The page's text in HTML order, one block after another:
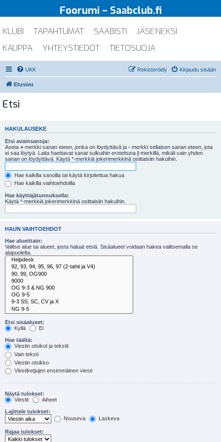
Foorumi – Saabclub.fi
KLUBI TAPAHTUMAT SAABISTI
JÄSENEKSI
KAUPPA
YHTEYSTIEDOT TIETOSUOJA
UKK Kirjaudu sisään
Rekisteröidy
Etusivu
Etsi
HAKULAUSEKE
Etsi avainsanoja:
Aseta + merkki sanan eteen, jonka on löydyttävä ja - merkki sellaisen sanan eteen, jota
ei saa löytyä. Laita haettavat sanat sulkuihin erotettuna |-merkillä, mikäli vain yhden
sanan on löydyttävä. Käytä *-merkkiä jokerimerkkinä osittaisiin hakuihin.
Hae kaikilla sanoilla tai käytä kirjoitettua hakua
Hae kaikilla vaihtoehdoilla
Hae käyttäjätunnuksella:
Käytä *-merkkiä jokerimerkkinä osittaisiin hakuihin.
HAUN VAIHTOEHDOT
Hae alueittain:
Valitse alue tai alueet, josta haluat etsiä. Sisäalueet voidaan hakea valitsemalla se
alapuolelta.
Etsi sisäalueet:
Kyllä
Ei
Hae täältä:
Viestin otsikot ja tekstit
Vain teksti
Viestin otsikko
Viestiketjujen ensimmäinen viesti
Näytä tulokset:
Viestit
Aiheet
Lajittele tulokset:
Nouseva
Laskeva
Rajaa tulokset: